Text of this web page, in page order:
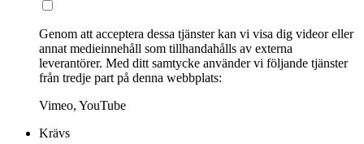
Genom att acceptera dessa tjänster kan vi visa dig videor eller
annat medieinnehåll som tillhandahålls av externa
leverantörer. Med ditt samtycke använder vi följande tjänster
från tredje part på denna webbplats:
Vimeo, YouTube
Krävs